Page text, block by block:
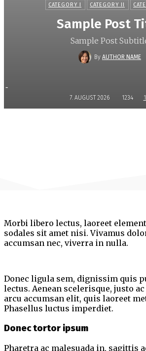
CATEGORY I CATEGORY II
Sample Post
Sample Post
By AUTHOR NAME
-
7. AUGUST 2026 1234
Morbi libero lectus, laoreet
sodales sit amet nisi. Vivamus
accumsan nec, viverra in nulla.
Donec ligula sem, dignissim quis
lectus. Aenean scelerisque, justo
arcu accumsan elit, quis laoreet
Phasellus luctus imperdiet.
Donec tortor ipsum
Pharetra ac malesuada in, sagittis